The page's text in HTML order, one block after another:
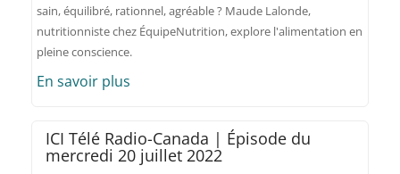
sain, équilibré, rationnel, agréable ? Maude Lalonde,
nutritionniste chez ÉquipeNutrition, explore l'alimentation en
pleine conscience.
En savoir plus
ICI Télé Radio-Canada | Épisode du
mercredi 20 juillet 2022